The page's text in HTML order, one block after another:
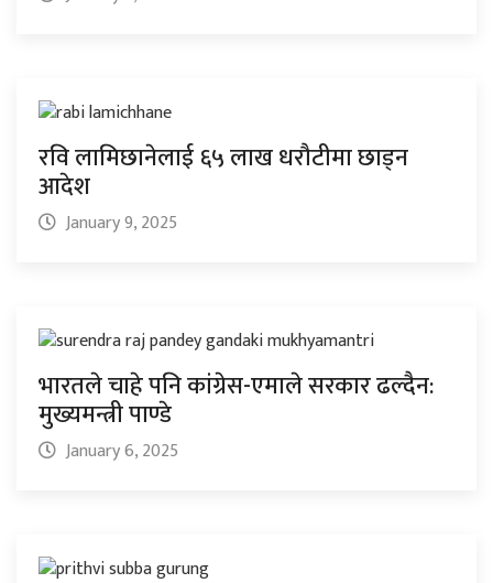
रवि लामिछानेलाई ६५ लाख धरौटीमा छाड्न
आदेश
January 9, 2025
भारतले चाहे पनि कांग्रेस-एमाले सरकार ढल्दैन:
मुख्यमन्त्री पाण्डे
January 6, 2025